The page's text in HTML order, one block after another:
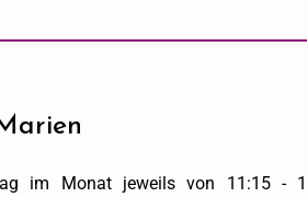
im Monat jeweils von 11:15 -